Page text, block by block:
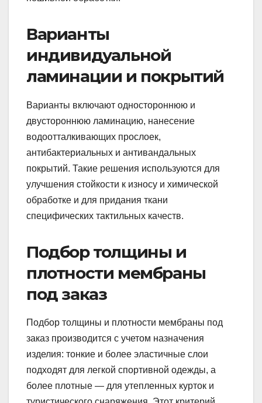
Варианты
индивидуальной
ламинации и покрытий
Варианты включают одностороннюю и
двустороннюю ламинацию, нанесение
водоотталкивающих прослоек,
антибактериальных и антивандальных
покрытий. Такие решения используются для
улучшения стойкости к износу и химической
обработке и для придания ткани
специфических тактильных качеств.
Подбор толщины и
плотности мембраны
под заказ
Подбор толщины и плотности мембраны под
заказ производится с учетом назначения
изделия: тонкие и более эластичные слои
подходят для легкой спортивной одежды, а
более плотные — для утепленных курток и